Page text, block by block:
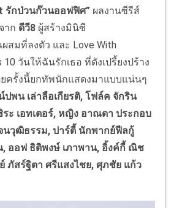
รักป่วนก๊วนออฟฟิศ” ผลงานซีรีส์
าก ดีวี8 ผู้สร้างมินิซี
ผสมที่ลงตัว และ Love With
10 วันให้ฉันรักเธอ ที่ดังเปรี้ยงปร้าง
ยครั้งนี้ยกทัพนักแสดงมาแบบแน่นๆ
ปพน เล่าลือเกียรติ, โฟล์ค จักริน
ะ เอทเตอร์, หญิง อาณดา ประกอบ
นวุฒิธรรม, ปาร์ตี้ นักพากย์ฟีลกู้
, ออฟ ธิติพงษ์ เภาพาน, อิ้งค์กี้ ณิช
ภัสร์ฐิตา ศรีแสงไชย, ศุภชัย แก้ว